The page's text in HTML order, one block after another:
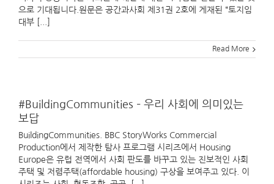
으로 기대됩니다.원문은 공간과사회 제31권 2호에 게재된 “토지임
대부 [...]
Read More
#BuildingCommunities – 우리 사회에 의미있는
보답
BuildingCommunities. BBC StoryWorks Commercial
Production에서 제작한 탐사 프로그램 시리즈에서 Housing
Europe은 유럽 전역에서 사회 판도를 바꾸고 있는 진보적인 사회
주택 및 저렴주택(affordable housing) 구상을 보여주고 있다. 이